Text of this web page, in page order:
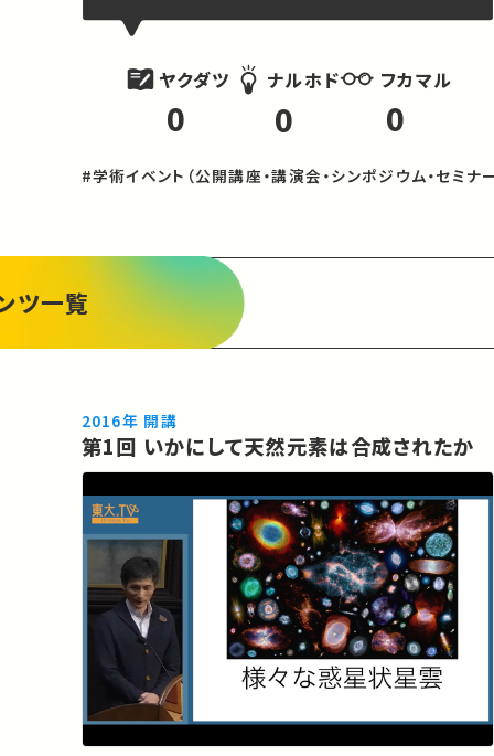
ヤクダツ
0
ナルホド
0
フカマル
0
#学術イベント（公開講座・講演会・シンポジウム・セミナ
ツ一覧
2016年 開講
第1回 いかにして天然元素は合成されたか